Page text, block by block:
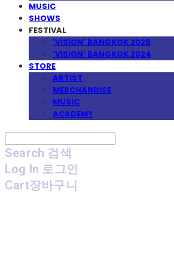
MUSIC
SHOWS
FESTIVAL
'VISION' BANGKOK 2025
'VISION' BANGKOK 2024
STORE
ARTIST
MERCHANDISE
MUSIC
ACADEMY
Search 검색
Log In 로그인
Cart장바구니